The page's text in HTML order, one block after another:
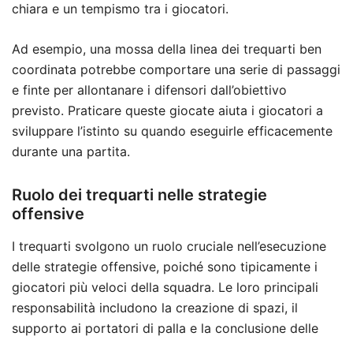
chiara e un tempismo tra i giocatori.
Ad esempio, una mossa della linea dei trequarti ben
coordinata potrebbe comportare una serie di passaggi
e finte per allontanare i difensori dall’obiettivo
previsto. Praticare queste giocate aiuta i giocatori a
sviluppare l’istinto su quando eseguirle efficacemente
durante una partita.
Ruolo dei trequarti nelle strategie
offensive
I trequarti svolgono un ruolo cruciale nell’esecuzione
delle strategie offensive, poiché sono tipicamente i
giocatori più veloci della squadra. Le loro principali
responsabilità includono la creazione di spazi, il
supporto ai portatori di palla e la conclusione delle